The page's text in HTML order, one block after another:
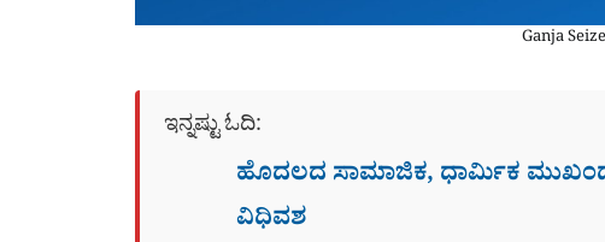
Ganja
ಇನ್ನಷ್ಟು ಓದಿ:
ಹೊದಲದ ಸಾಮಾಜಿಕ, ಧಾರ್ಮಿಕ
ವಿಧಿವಶ